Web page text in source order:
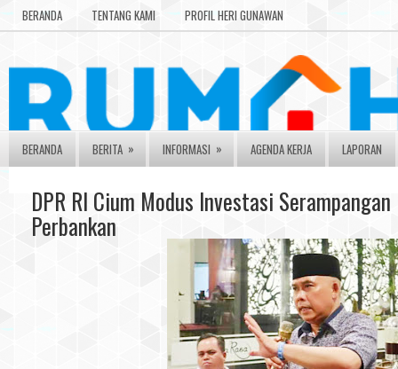
BERANDA TENTANG KAMI PROFIL HERI GUNAWAN
BERANDA BERITA » INFORMASI » AGENDA KERJA LAPORAN
DPR RI Cium Modus Investasi
Perbankan